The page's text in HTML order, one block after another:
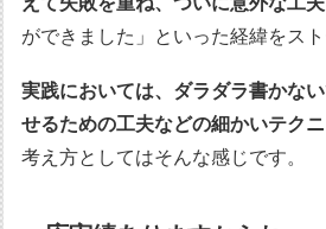
ができました」といった経緯をス
実践においては、ダラダラ書かな
せるための工夫などの細かいテク
考え方としてはそんな感じです。